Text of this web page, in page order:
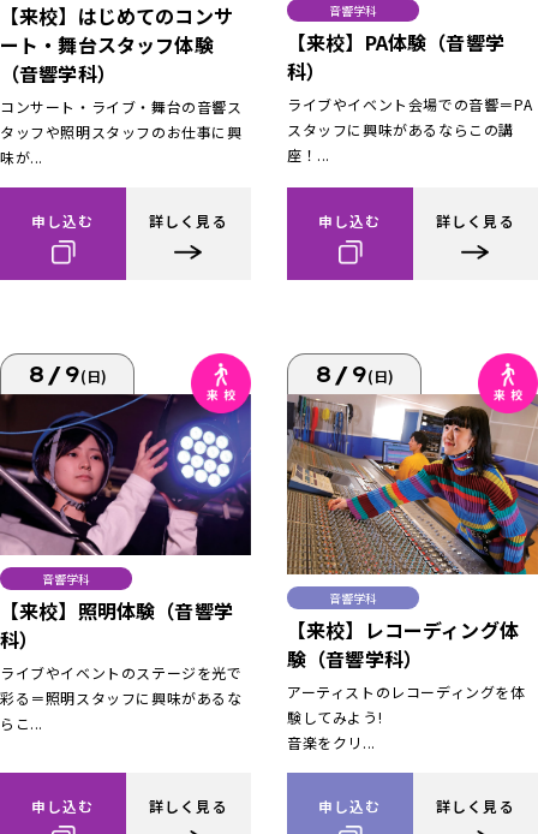
【来校】はじめてのコンサ
ート・舞台スタッフ体験
（音響学科）
コンサート・ライブ・舞台の音響ス
タッフや照明スタッフのお仕事に興
味が...
申し込む 詳しく見る
音響学科
【来校】PA体験（音響学
科）
ライブやイベント会場での音響＝PA
スタッフに興味があるならこの講
座！...
申し込む 詳しく見る
8/9(日)
音響学科
【来校】照明体験（音響学
科）
ライブやイベントのステージを光で
彩る＝照明スタッフに興味があるな
らこ...
申し込む 詳しく見る
8/9(日)
音響学科
【来校】レコーディング体
験（音響学科）
アーティストのレコーディングを体
験してみよう!
音楽をクリ...
申し込む 詳しく見る